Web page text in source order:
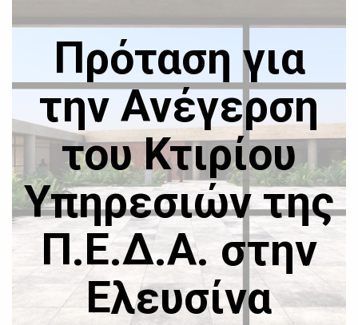
Πρόταση για
την Ανέγερση
του Κτιρίου
Υπηρεσιών της
Π.Ε.Δ.Α. στην
Ελευσίνα